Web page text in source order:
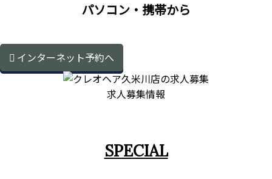
パソコン・携帯から
インターネット予約へ
求人募集情報
SPECIAL